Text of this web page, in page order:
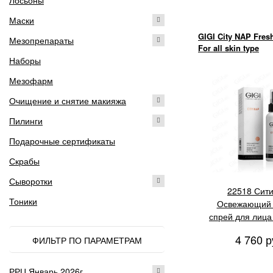
Маски
Мезопрепараты
Наборы
Мезофарм
Очищение и снятие макияжа
Пилинги
Подарочные сертификаты
Скрабы
Сыворотки
Тоники
ФИЛЬТР ПО ПАРАМЕТРАМ
GIGI City NAP
For all skin type
22518
Освежающий
спрей для лица
кожи,
4 760